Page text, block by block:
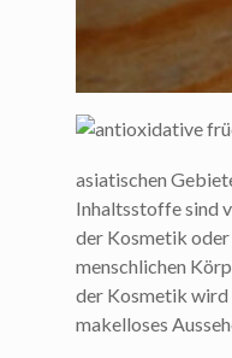
asiatischen
Inhaltsstoffe sind
der Kosmetik oder
menschlichen
der Kosmetik wird
makelloses